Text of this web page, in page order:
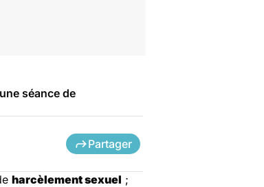
séance de
Partager
harcèlement sexuel ;